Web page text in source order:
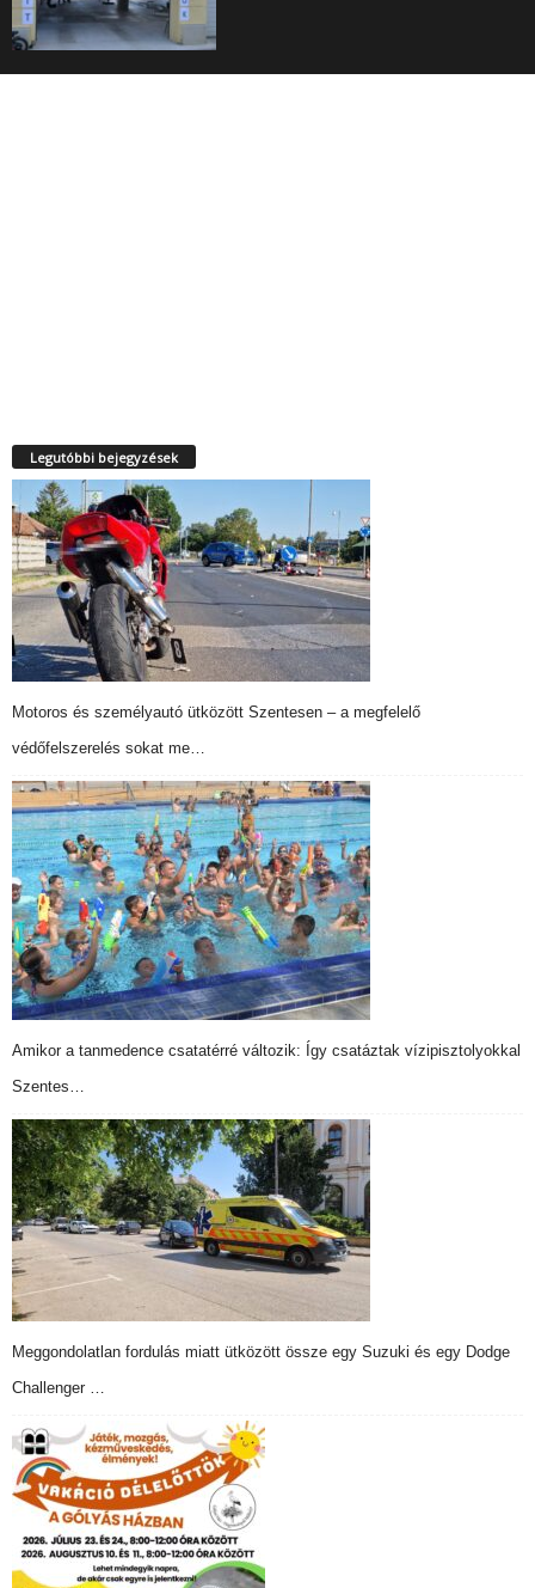
Legutóbbi bejegyzések
Motoros és személyautó ütközött Szentesen – a megfelelő
védőfelszerelés sokat me…
Amikor a tanmedence csatatérré változik: Így csatáztak vízipisztolyokkal
Szentes…
Meggondolatlan fordulás miatt ütközött össze egy Suzuki és egy Dodge
Challenger …